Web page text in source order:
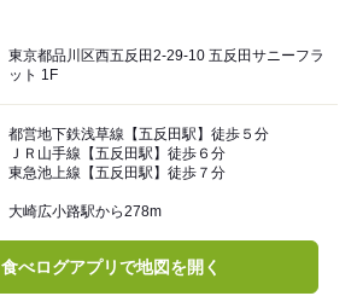
東京都品川区西五反田2-29-10 五反田サニーフラ
ット 1F
都営地下鉄浅草線【五反田駅】徒歩５分
ＪＲ山手線【五反田駅】徒歩６分
東急池上線【五反田駅】徒歩７分
大崎広小路駅から278m
食べログアプリで地図を開く